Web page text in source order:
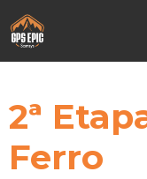
2ª
Ferro